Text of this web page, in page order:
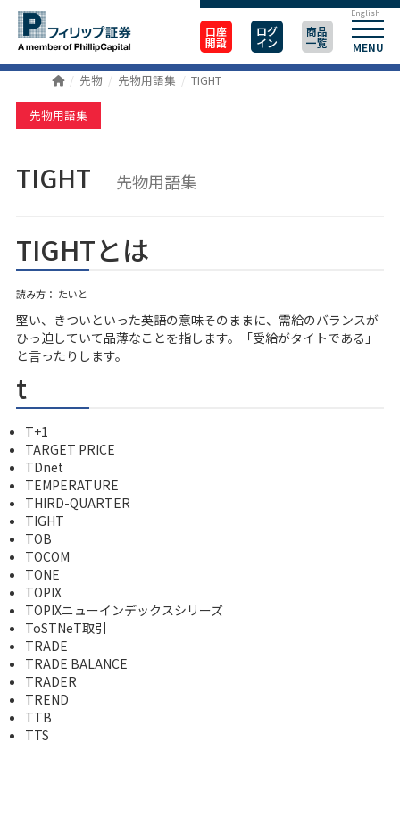
口座
開設
ログ
イン
商品
一覧 MENU
English
先物 先物用語集 TIGHT
先物用語集
TIGHT 先物用語集
TIGHTとは
読み方： たいと
堅い、きついといった英語の意味そのままに、需給のバランスが
ひっ迫していて品薄なことを指します。「受給がタイトである」
と言ったりします。
t
T+1
TARGET PRICE
TDnet
TEMPERATURE
THIRD-QUARTER
TIGHT
TOB
TOCOM
TONE
TOPIX
TOPIXニューインデックスシリーズ
ToSTNeT取引
TRADE
TRADE BALANCE
TRADER
TREND
TTB
TTS